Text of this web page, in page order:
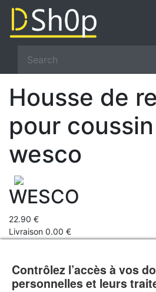
Housse de
pour
wesco
WESCO
22.90 €
Livraison 0.00 €
en tissu léger Des sièges qui
Contrôlez l’accès à vos
personnelles et leurs